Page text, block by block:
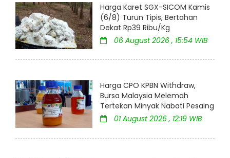
Harga Karet SGX-SICOM Kamis
(6/8) Turun Tipis, Bertahan
Dekat Rp39 Ribu/Kg
06 August 2026 , 15:54 WIB
Harga CPO KPBN Withdraw,
Bursa Malaysia Melemah
Tertekan Minyak Nabati Pesaing
01 August 2026 , 12:19 WIB